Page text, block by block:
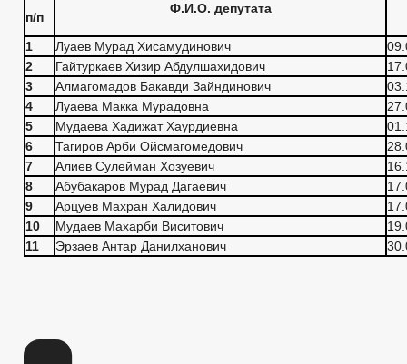
п/п
Ф.И.О. депутата
1 Луаев Мурад Хисамудинович
2
Гайтуркаев Хизир Абдулшахидович
3
Алмагомадов Бакавди Зайндинович
4
Луаева Макка Мурадовна
5
Мудаева Хадижат Хаурдиевна
6
Тагиров Арби Ойсмагомедович
7
Алиев Сулейман Хозуевич
8
Абубакаров Мурад Дагаевич
9
Арцуев Махран Халидович
10
Мудаев Махарби Виситович
11
Эрзаев Антар Данилханович